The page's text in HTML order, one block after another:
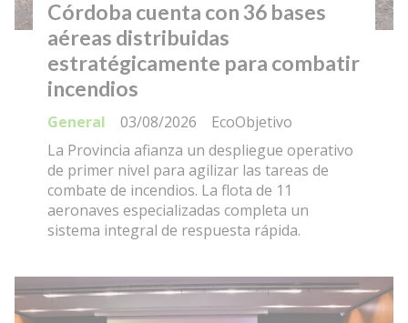
Córdoba cuenta con 36 bases
aéreas distribuidas
estratégicamente para combatir
incendios
EcoObjetivo
General
03/08/2026
La Provincia afianza un despliegue operativo
de primer nivel para agilizar las tareas de
combate de incendios. La flota de 11
aeronaves especializadas completa un
sistema integral de respuesta rápida.